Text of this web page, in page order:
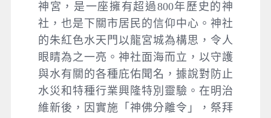
神宮，是一座擁有超過800年歷史的神
社，也是下關市居民的信仰中心。神社
的朱紅色水天門以龍宮城為構思，令人
眼睛為之一亮。神社面海而立，以守護
與水有關的各種庇佑聞名，據說對防止
水災和特種行業興隆特別靈驗。在明治
維新後，因實施「神佛分離令」，祭拜